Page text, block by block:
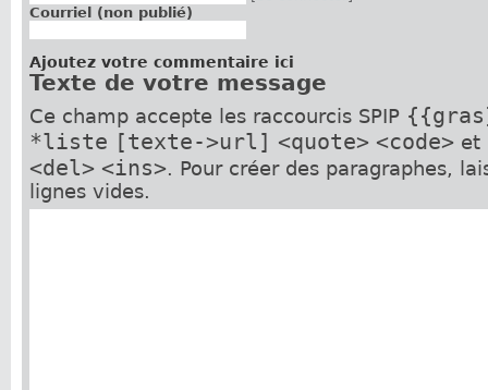
Courriel (non publié)
Ajoutez votre commentaire ici
Texte de votre message
Ce champ accepte les raccourcis SPIP
*liste [texte->url] <quote> <code>et
<del> <ins>. Pour créer des paragraphes,
lignes vides.